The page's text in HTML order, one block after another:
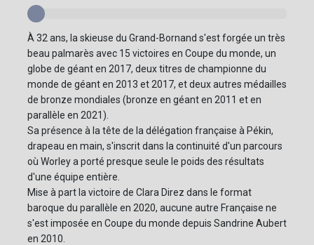
À 32 ans, la skieuse du Grand-Bornand s'est forgée un très
beau palmarès avec 15 victoires en Coupe du monde, un
globe de géant en 2017, deux titres de championne du
monde de géant en 2013 et 2017, et deux autres médailles
de bronze mondiales (bronze en géant en 2011 et en
parallèle en 2021).
Sa présence à la tête de la délégation française à Pékin,
drapeau en main, s'inscrit dans la continuité d'un parcours
où Worley a porté presque seule le poids des résultats
d'une équipe entière.
Mise à part la victoire de Clara Direz dans le format
baroque du parallèle en 2020, aucune autre Française ne
s'est imposée en Coupe du monde depuis Sandrine Aubert
en 2010.